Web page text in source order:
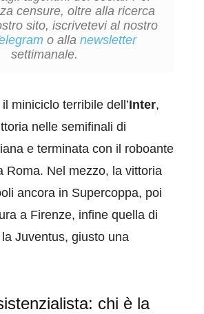
censure, oltre alla ricerca
sito, iscrivetevi al nostro
o alla newsletter
settimanale.
miniciclo terribile dell’Inter,
nelle semifinali di
e terminata con il roboante
Roma. Nel mezzo, la vittoria
ancora in Supercoppa, poi
a Firenze, infine quella di
Juventus, giusto una
chi è la